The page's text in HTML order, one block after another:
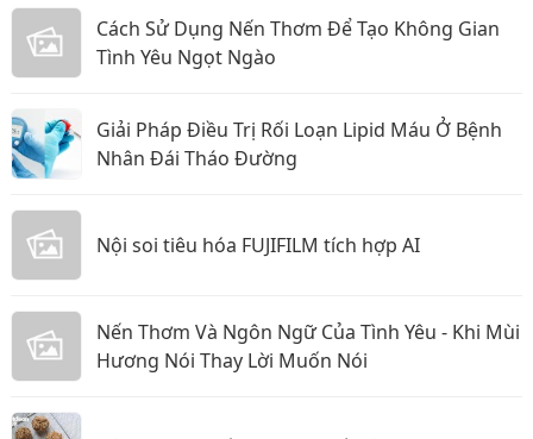
Cách Sử Dụng Nến Thơm Để Tạo Không Gian
Tình Yêu Ngọt Ngào
Giải Pháp Điều Trị Rối Loạn Lipid Máu Ở Bệnh
Nhân Đái Tháo Đường
Nội soi tiêu hóa FUJIFILM tích hợp AI
Nến Thơm Và Ngôn Ngữ Của Tình Yêu - Khi Mùi
Hương Nói Thay Lời Muốn Nói